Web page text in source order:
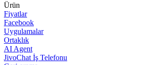
Ürün
Fiyatlar
Facebook
Uygulamalar
Ortaklık
AI Agent
JivoChat İş Telefonu